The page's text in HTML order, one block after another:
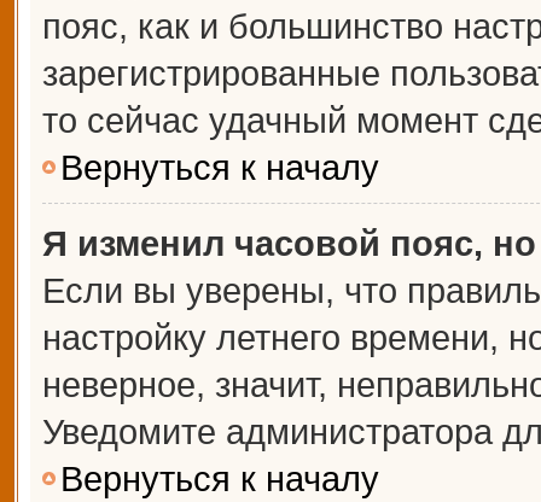
пояс, как и большинство
зарегистрированные
то сейчас удачный момент
Вернуться к началу
Я изменил часовой пояс,
Если вы уверены, что
настройку летнего времени,
неверное, значит,
Уведомите администратора
Вернуться к началу